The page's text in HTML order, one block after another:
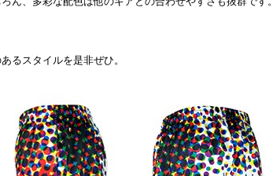
るスタイルを是非ぜひ。